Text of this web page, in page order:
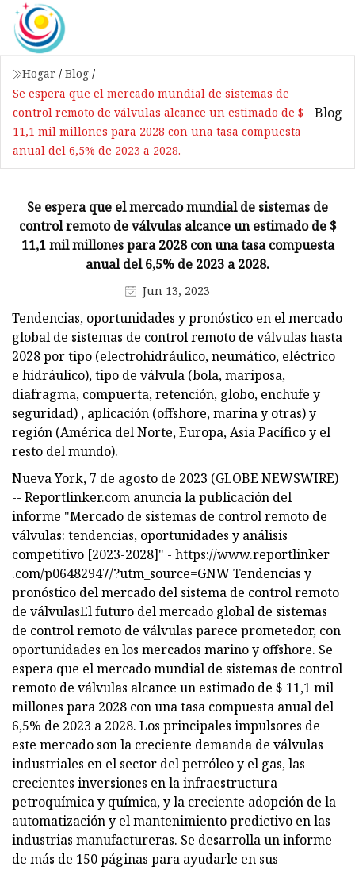
Hogar / Blog /
Se espera que el mercado mundial de sistemas de
control remoto de válvulas alcance un estimado de $
11,1 mil millones para 2028 con una tasa compuesta
anual del 6,5% de 2023 a 2028.
Blog
Se espera que el mercado mundial de sistemas de
control remoto de válvulas alcance un estimado de $
11,1 mil millones para 2028 con una tasa compuesta
anual del 6,5% de 2023 a 2028.
Jun 13, 2023
Tendencias, oportunidades y pronóstico en el mercado
global de sistemas de control remoto de válvulas hasta
2028 por tipo (electrohidráulico, neumático, eléctrico
e hidráulico), tipo de válvula (bola, mariposa,
diafragma, compuerta, retención, globo, enchufe y
seguridad) , aplicación (offshore, marina y otras) y
región (América del Norte, Europa, Asia Pacífico y el
resto del mundo).
Nueva York, 7 de agosto de 2023 (GLOBE NEWSWIRE)
-- Reportlinker.com anuncia la publicación del
informe "Mercado de sistemas de control remoto de
válvulas: tendencias, oportunidades y análisis
competitivo [2023-2028]" - https://www.reportlinker
.com/p06482947/?utm_source=GNW Tendencias y
pronóstico del mercado del sistema de control remoto
de válvulasEl futuro del mercado global de sistemas
de control remoto de válvulas parece prometedor, con
oportunidades en los mercados marino y offshore. Se
espera que el mercado mundial de sistemas de control
remoto de válvulas alcance un estimado de $ 11,1 mil
millones para 2028 con una tasa compuesta anual del
6,5% de 2023 a 2028. Los principales impulsores de
este mercado son la creciente demanda de válvulas
industriales en el sector del petróleo y el gas, las
crecientes inversiones en la infraestructura
petroquímica y química, y la creciente adopción de la
automatización y el mantenimiento predictivo en las
industrias manufactureras. Se desarrolla un informe
de más de 150 páginas para ayudarle en sus